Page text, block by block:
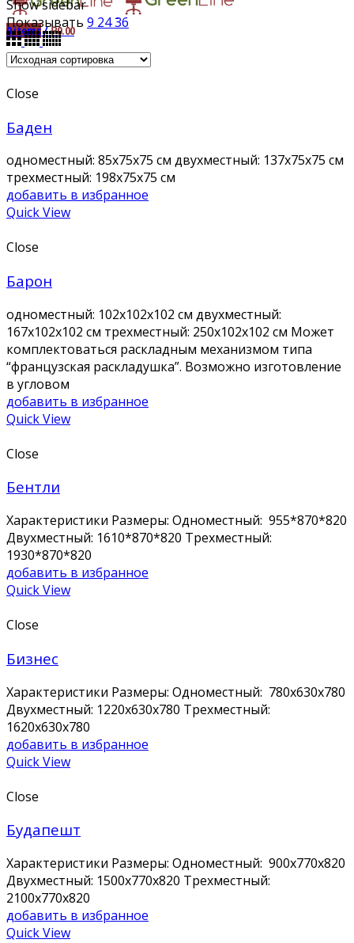
0items/₽0.00
Show sidebar
Показывать 9 2436
Close
Баден
одноместный: 85x75x75 см двухместный: 137х75х75 см
трехместный: 198x75x75 см
добавить в избранное
Quick View
Close
Барон
одноместный: 102x102x102 см двухместный:
167х102х102 см трехместный: 250х102х102 см Может
комплектоваться раскладным механизмом типа
“французская раскладушка”. Возможно изготовление
в угловом
добавить в избранное
Quick View
Close
Бентли
Характеристики Размеры: Одноместный: 955*870*820
Двухместный: 1610*870*820 Трехместный:
1930*870*820
добавить в избранное
Quick View
Close
Бизнес
Характеристики Размеры: Одноместный: 780x630x780
Двухместный: 1220x630x780 Трехместный:
1620x630x780
добавить в избранное
Quick View
Close
Будапешт
Характеристики Размеры: Одноместный: 900x770x820
Двухместный: 1500x770x820 Трехместный:
2100x770x820
добавить в избранное
Quick View